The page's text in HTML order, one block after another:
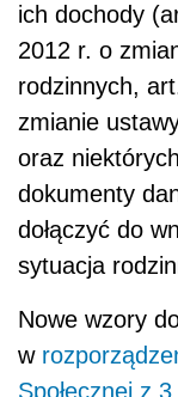
ich dochody
2012 r. o
rodzinnych,
zmianie
oraz
dokumenty
dołączyć do
sytuacja
Nowe wzory
w
Społecznej z